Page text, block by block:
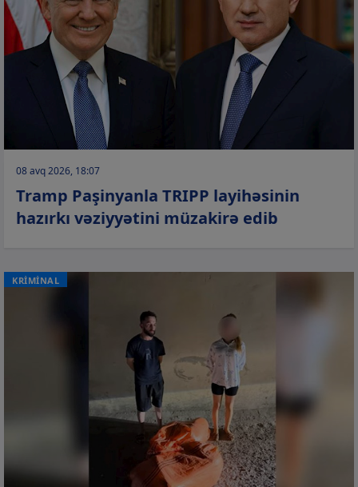
08 avq 2026, 18:07
Tramp Paşinyanla TRIPP layihəsinin
hazırkı vəziyyətini müzakirə edib
KRİMİNAL